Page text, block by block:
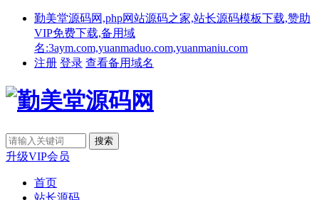
勤美堂源码网,php网站源码之家,站长源码模板下载,赞助
VIP免费下载,备用域
名:3aym.com,yuanmaduo.com,yuanmaniu.com
注册 登录 查看备用域名
升级VIP会员
首页
站长源码